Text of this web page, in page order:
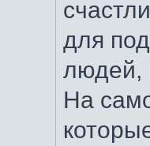
для
людей,
На